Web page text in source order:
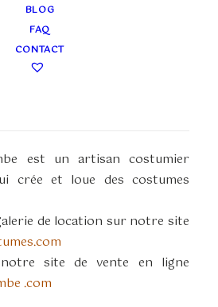
BLOG
FAQ
CONTACT
est un artisan costumier
crée et loue des costumes
de location sur notre site
notre site de vente en ligne
.com